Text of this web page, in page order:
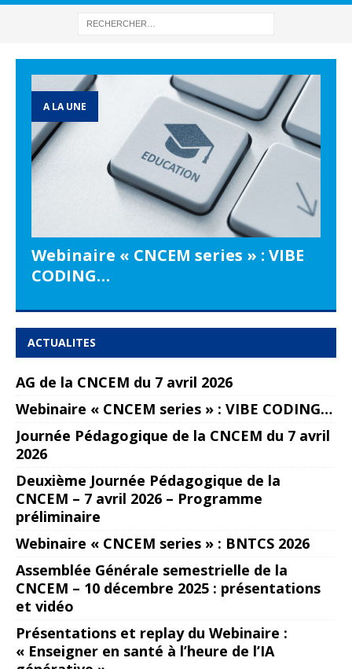
A LA UNE
Webinaire « CNCEM series » : VIBE
CODING…
ACTUALITES
AG de la CNCEM du 7 avril 2026
Webinaire « CNCEM series » : VIBE CODING…
Journée Pédagogique de la CNCEM du 7 avril
2026
Deuxième Journée Pédagogique de la
CNCEM – 7 avril 2026 – Programme
préliminaire
Webinaire « CNCEM series » : BNTCS 2026
Assemblée Générale semestrielle de la
CNCEM – 10 décembre 2025 : présentations
et vidéo
Présentations et replay du Webinaire :
« Enseigner en santé à l’heure de l’IA